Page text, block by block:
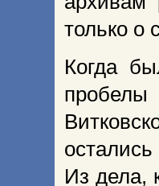
только о
Когда
Из дела,